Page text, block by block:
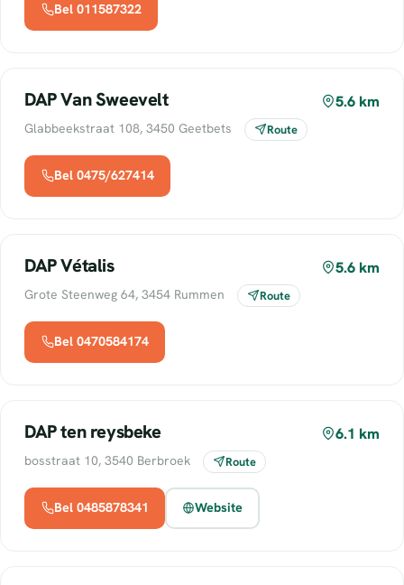
Bel 011587322
DAP Van Sweevelt 5.6 km
Glabbeekstraat 108, 3450 Geetbets Route
Bel 0475/627414
DAP Vétalis 5.6 km
Grote Steenweg 64, 3454 Rummen Route
Bel 0470584174
DAP ten reysbeke 6.1 km
bosstraat 10, 3540 Berbroek Route
Bel 0485878341 Website